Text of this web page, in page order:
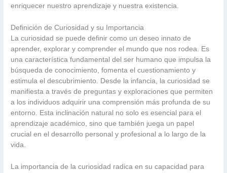
enriquecer nuestro aprendizaje y nuestra existencia.
Definición de Curiosidad y su Importancia
La curiosidad se puede definir como un deseo innato de
aprender, explorar y comprender el mundo que nos rodea. Es
una característica fundamental del ser humano que impulsa la
búsqueda de conocimiento, fomenta el cuestionamiento y
estimula el descubrimiento. Desde la infancia, la curiosidad se
manifiesta a través de preguntas y exploraciones que permiten
a los individuos adquirir una comprensión más profunda de su
entorno. Esta inclinación natural no solo es esencial para el
aprendizaje académico, sino que también juega un papel
crucial en el desarrollo personal y profesional a lo largo de la
vida.
La importancia de la curiosidad radica en su capacidad para